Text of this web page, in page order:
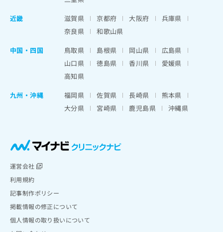
近畿
滋賀県 京都府 大阪府
兵庫県
奈良県
和歌山県
中国・四国
鳥取県 島根県 岡山県
広島県
山口県
徳島県 香川県
愛媛県
高知県
九州・沖縄
福岡県 佐賀県 長崎県
熊本県
大分県
宮崎県 鹿児島県 沖縄県
運営会社
利用規約
記事制作ポリシー
掲載情報の修正について
個人情報の取り扱いについて